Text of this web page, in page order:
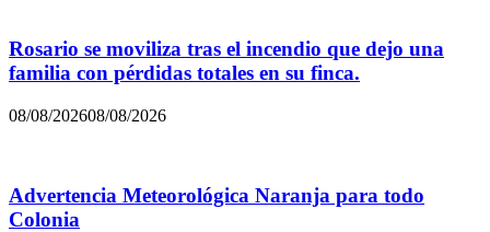
Rosario se moviliza tras el incendio que dejo una
familia con pérdidas totales en su finca.
08/08/202608/08/2026
Advertencia Meteorológica Naranja para todo
Colonia